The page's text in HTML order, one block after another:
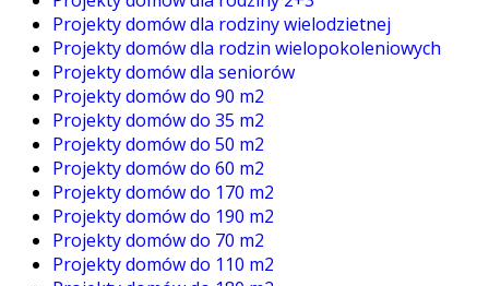
Projekty domów dla rodziny wielodzietnej
Projekty domów dla rodzin wielopokoleniowych
Projekty domów dla seniorów
Projekty domów do 90 m2
Projekty domów do 35 m2
Projekty domów do 50 m2
Projekty domów do 60 m2
Projekty domów do 170 m2
Projekty domów do 190 m2
Projekty domów do 70 m2
Projekty domów do 110 m2